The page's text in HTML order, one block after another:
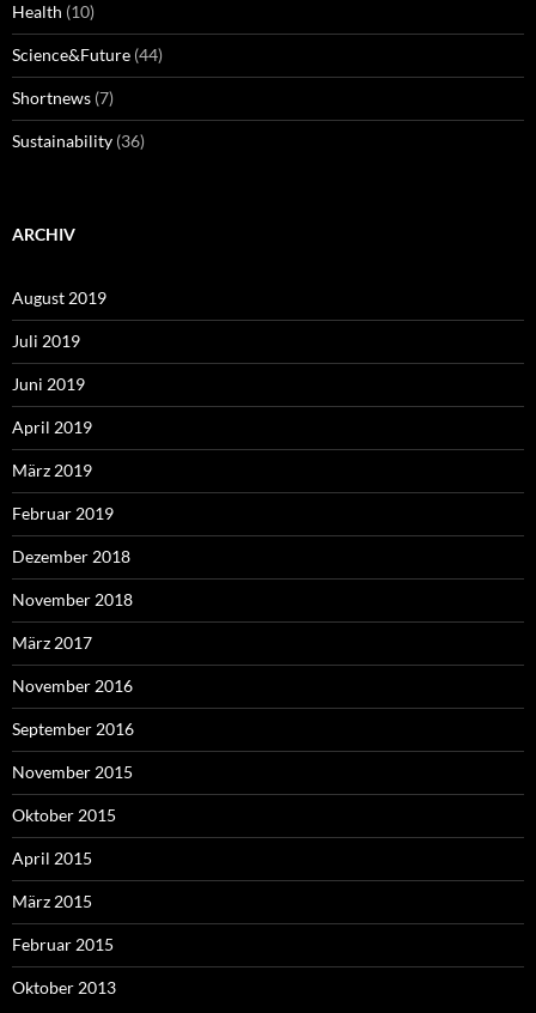
Health (10)
Science&Future (44)
Shortnews (7)
Sustainability (36)
ARCHIV
August 2019
Juli 2019
Juni 2019
April 2019
März 2019
Februar 2019
Dezember 2018
November 2018
März 2017
November 2016
September 2016
November 2015
Oktober 2015
April 2015
März 2015
Februar 2015
Oktober 2013